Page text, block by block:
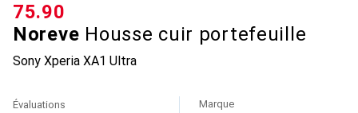
Noreve Housse cuir portefeuille
Sony Xperia XA1 Ultra
CHF
75.90
Évaluations Marque